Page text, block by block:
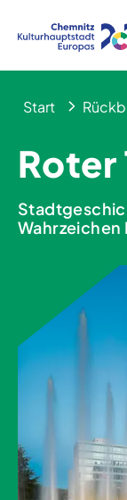
Start
Roter